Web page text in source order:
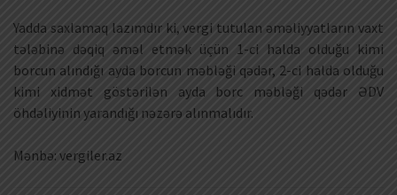
Yadda saxlamaq lazımdır ki, vergi tutulan əməliyyatların vaxt
tələbinə dəqiq əməl etmək üçün 1-ci halda olduğu kimi
borcun alındığı ayda borcun məbləği qədər, 2-ci halda olduğu
kimi xidmət göstərilən ayda borc məbləği qədər ƏDV
öhdəliyinin yarandığı nəzərə alınmalıdır.
Mənbə: vergiler.az